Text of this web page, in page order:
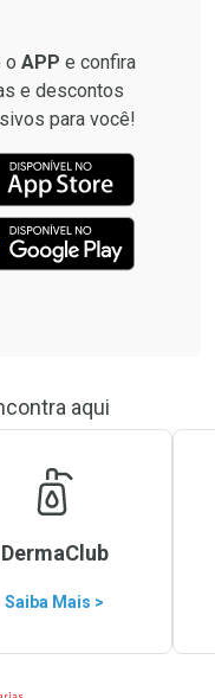
o APP e confira
e descontos
para você!
aqui
DermaClub
Saiba Mais >